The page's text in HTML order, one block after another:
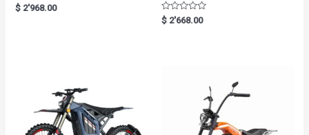
R
a
$ 2'968.00
R
a
$ 2'668.00